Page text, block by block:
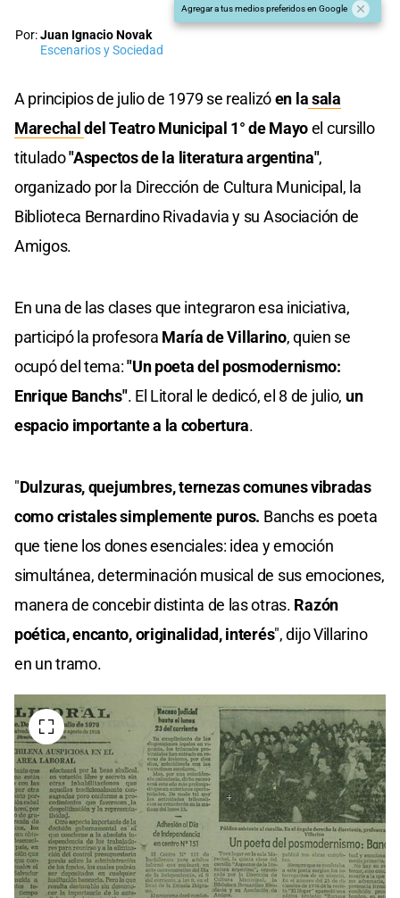
Agregar a tus medios preferidos en Google
Por:Juan Ignacio Novak
Escenarios y Sociedad
A principios de julio de 1979 se realizóen lasala
Marechaldel Teatro Municipal 1° de Mayoel cursillo
titulado"Aspectos de la literatura argentina",
organizado por la Dirección de Cultura Municipal, la
Biblioteca Bernardino Rivadavia y su Asociación de
Amigos.
En una de las clases que integraron esa iniciativa,
participó la profesora María de Villarino, quien se
ocupó del tema:"Un poeta del posmodernismo:
Enrique Banchs". El Litoral le dedicó, el 8 de julio, un
espacio importante a la cobertura.
"Dulzuras, quejumbres, ternezas comunes vibradas
como cristales simplemente puros. Banchs es poeta
que tiene los dones esenciales: idea y emoción
simultánea, determinación musical de sus emociones,
manera de concebir distinta de las otras. Razón
poética, encanto, originalidad, interés", dijo Villarino
en un tramo.